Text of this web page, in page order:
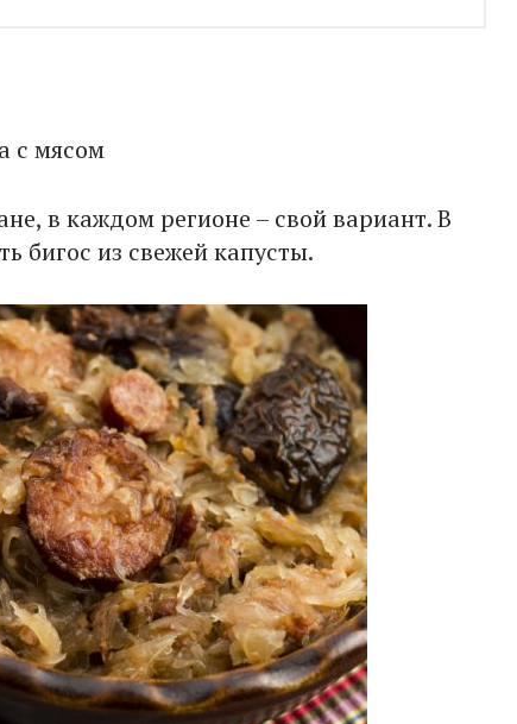
с мясом
в каждом регионе ­– свой вариант. В
бигос из свежей капусты.